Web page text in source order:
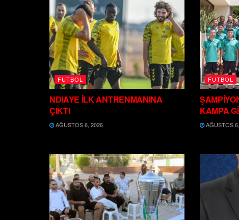
FUTBOL
NDIAYE İLK ANTRENMANINA
ÇIKTI
AĞUSTOS 6, 2026
FUTBOL
KAMPA
AĞUSTOS